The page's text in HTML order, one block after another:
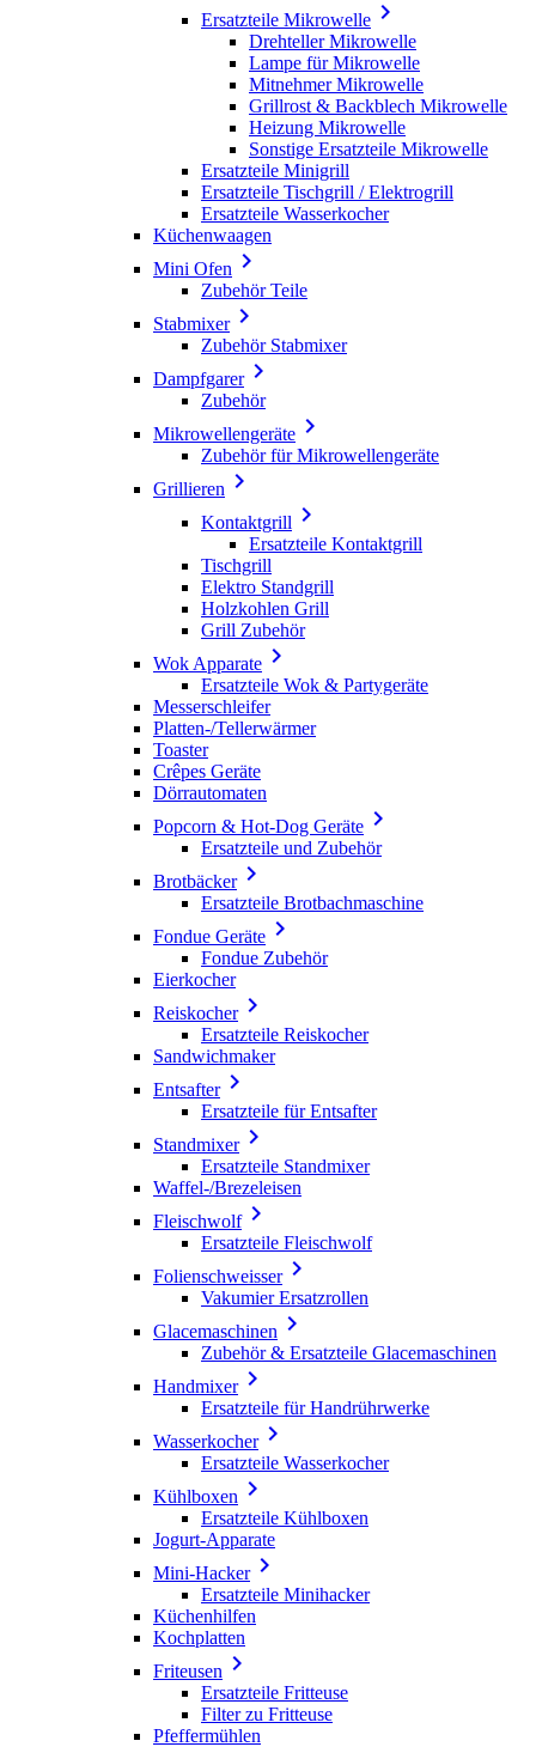
Ersatzteile Mikrowelle 
Drehteller Mikrowelle
Lampe für Mikrowelle
Mitnehmer Mikrowelle
Grillrost & Backblech Mikrowelle
Heizung Mikrowelle
Sonstige Ersatzteile Mikrowelle
Ersatzteile Minigrill
Ersatzteile Tischgrill / Elektrogrill
Ersatzteile Wasserkocher
Küchenwaagen
Mini Ofen 
Zubehör Teile
Stabmixer
Zubehör Stabmixer
Dampfgarer
Zubehör
Mikrowellengeräte 
Zubehör für Mikrowellengeräte
Grillieren 
Kontaktgrill 
Ersatzteile Kontaktgrill
Tischgrill
Elektro Standgrill
Holzkohlen Grill
Grill Zubehör
Wok Apparate 
Ersatzteile Wok & Partygeräte
Messerschleifer
Platten-/Tellerwärmer
Toaster
Crêpes Geräte
Dörrautomaten
Popcorn & Hot-Dog Geräte 
Ersatzteile und Zubehör
Brotbäcker
Ersatzteile Brotbachmaschine
Fondue Geräte 
Fondue Zubehör
Eierkocher
Reiskocher
Ersatzteile Reiskocher
Sandwichmaker
Entsafter
Ersatzteile für Entsafter
Standmixer
Ersatzteile Standmixer
Waffel-/Brezeleisen
Fleischwolf
Ersatzteile Fleischwolf
Folienschweisser
Vakumier Ersatzrollen
Glacemaschinen 
Zubehör & Ersatzteile Glacemaschinen
Handmixer
Ersatzteile für Handrührwerke
Wasserkocher
Ersatzteile Wasserkocher
Kühlboxen 
Ersatzteile Kühlboxen
Jogurt-Apparate
Mini-Hacker
Ersatzteile Minihacker
Küchenhilfen
Kochplatten
Friteusen 
Ersatzteile Fritteuse
Filter zu Fritteuse
Pfeffermühlen